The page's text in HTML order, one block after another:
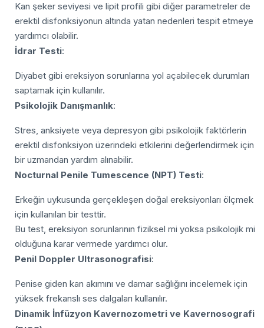
Kan şeker seviyesi ve lipit profili gibi diğer parametreler de
erektil disfonksiyonun altında yatan nedenleri tespit etmeye
yardımcı olabilir.
İdrar Testi:
Diyabet gibi ereksiyon sorunlarına yol açabilecek durumları
saptamak için kullanılır.
Psikolojik Danışmanlık:
Stres, anksiyete veya depresyon gibi psikolojik faktörlerin
erektil disfonksiyon üzerindeki etkilerini değerlendirmek için
bir uzmandan yardım alınabilir.
Nocturnal Penile Tumescence (NPT) Testi:
Erkeğin uykusunda gerçekleşen doğal ereksiyonları ölçmek
için kullanılan bir testtir.
Bu test, ereksiyon sorunlarının fiziksel mi yoksa psikolojik mi
olduğuna karar vermede yardımcı olur.
Penil Doppler Ultrasonografisi:
Penise giden kan akımını ve damar sağlığını incelemek için
yüksek frekanslı ses dalgaları kullanılır.
Dinamik İnfüzyon Kavernozometri ve Kavernosografi